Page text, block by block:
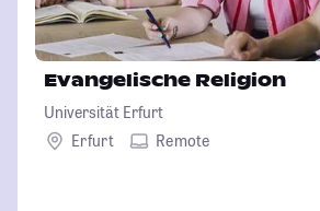
Evangelische Religion
Universität Erfurt
Erfurt
Remote